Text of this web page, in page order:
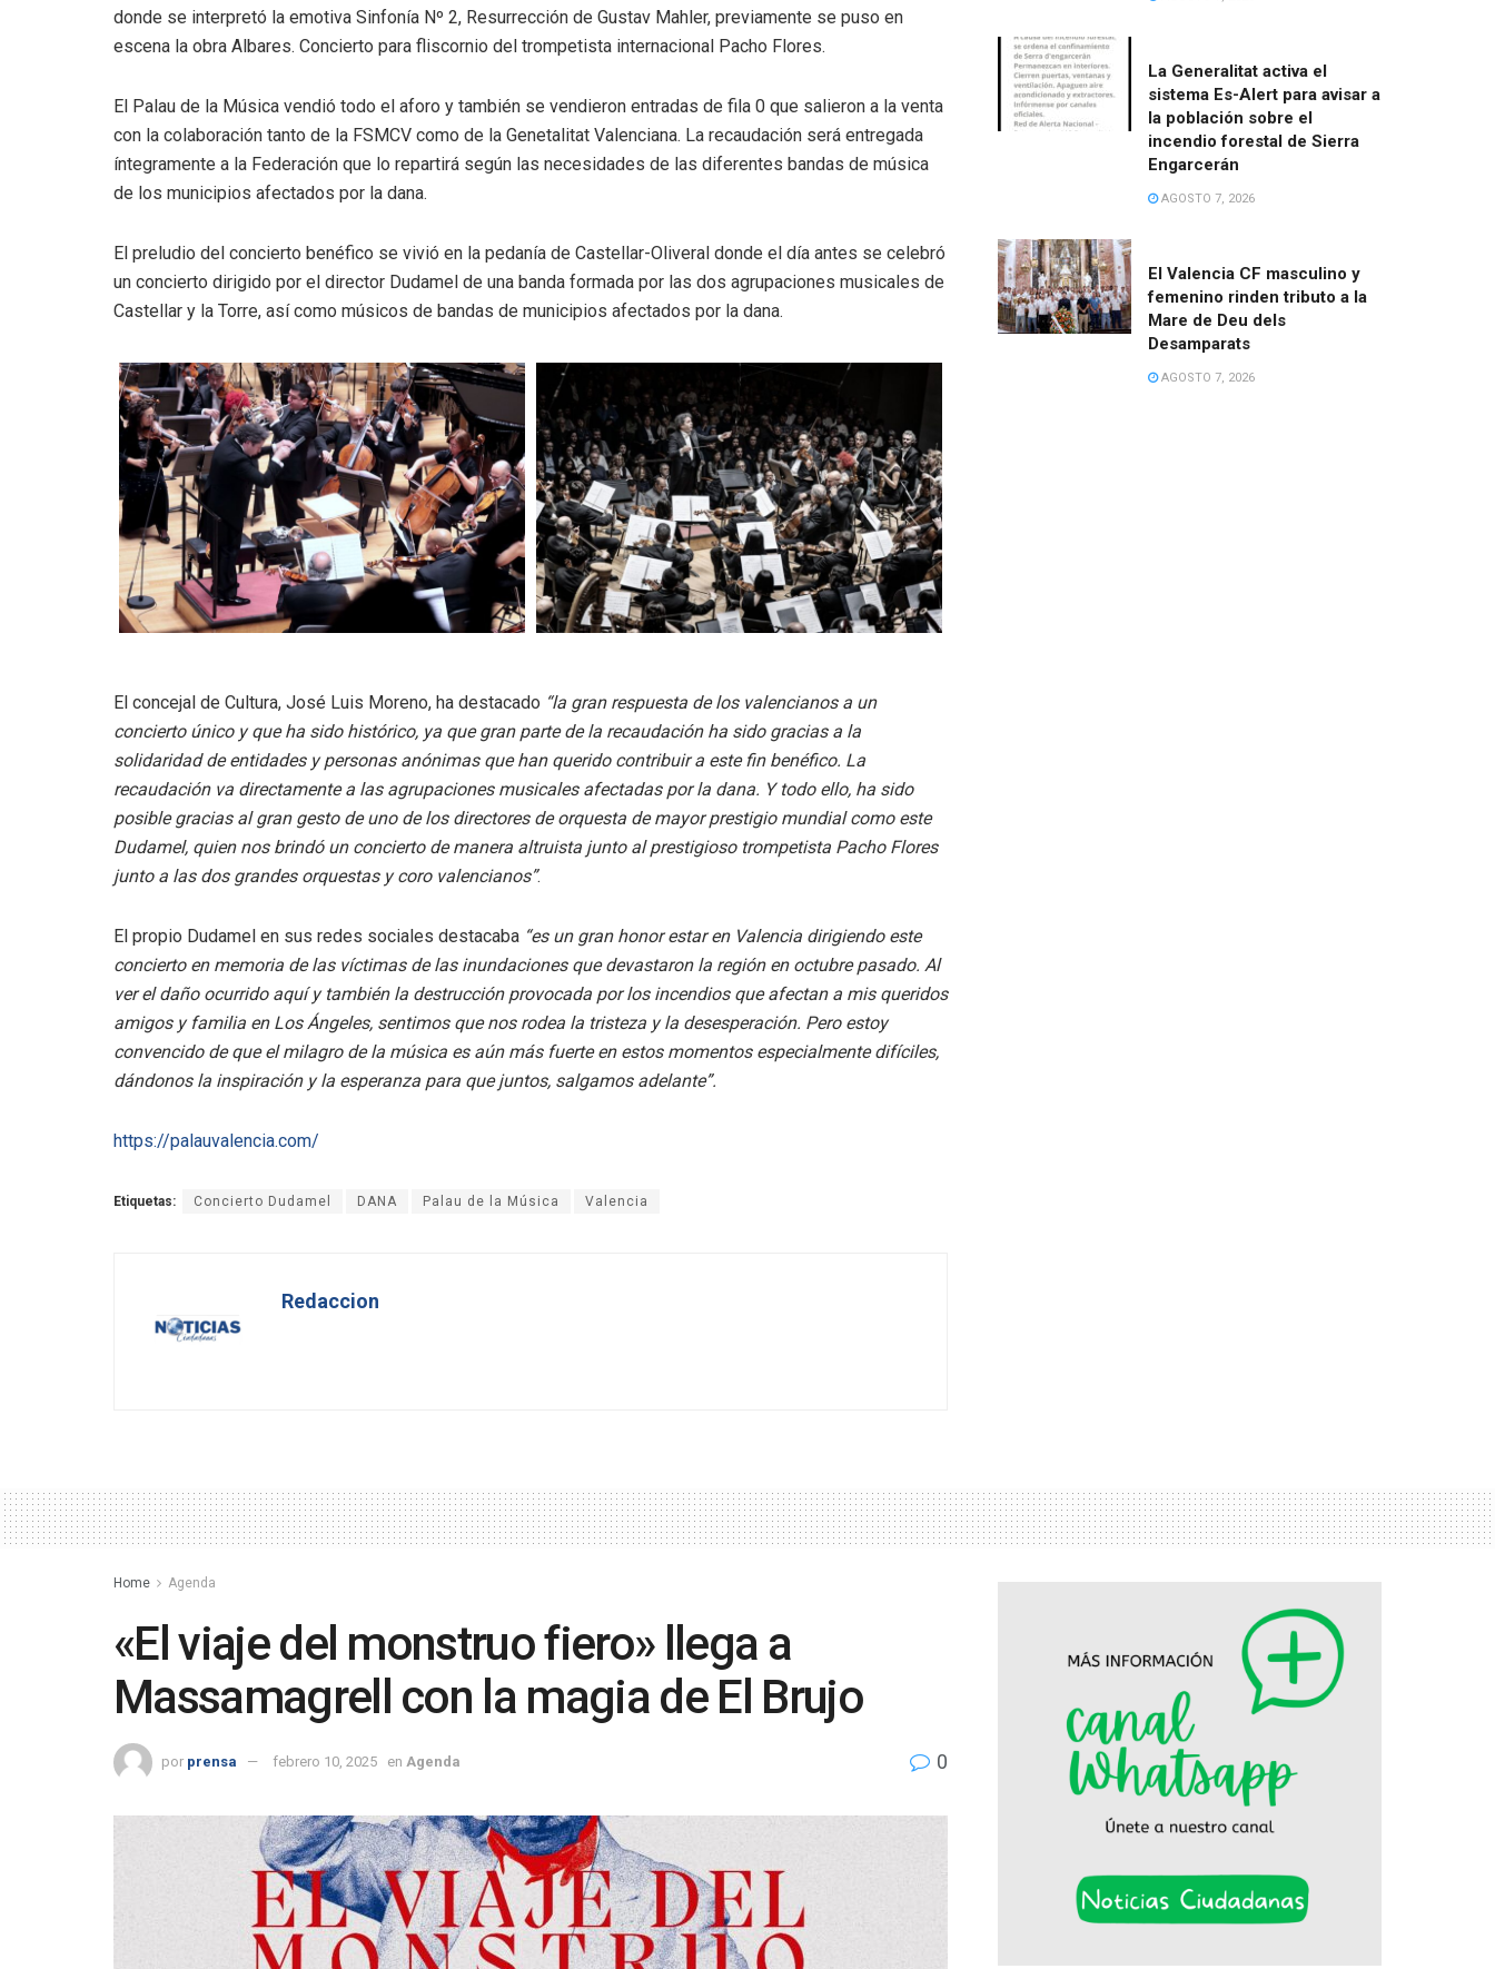
donde se interpretó la emotiva Sinfonía Nº 2, Resurrección de Gustav Mahler, previamente se puso en
escena la obra Albares. Concierto para fliscornio del trompetista internacional Pacho Flores.
El Palau de la Música vendió todo el aforo y también se vendieron entradas de fila 0 que salieron a la venta
con la colaboración tanto de la FSMCV como de la Genetalitat Valenciana. La recaudación será entregada
íntegramente a la Federación que lo repartirá según las necesidades de las diferentes bandas de música
de los municipios afectados por la dana.
El preludio del concierto benéfico se vivió en la pedanía de Castellar-Oliveral donde el día antes se celebró
un concierto dirigido por el director Dudamel de una banda formada por las dos agrupaciones musicales de
Castellar y la Torre, así como músicos de bandas de municipios afectados por la dana.
El concejal de Cultura, José Luis Moreno, ha destacado “la gran respuesta de los valencianos a un
concierto único y que ha sido histórico, ya que gran parte de la recaudación ha sido gracias a la
solidaridad de entidades y personas anónimas que han querido contribuir a este fin benéfico. La
recaudación va directamente a las agrupaciones musicales afectadas por la dana. Y todo ello, ha sido
posible gracias al gran gesto de uno de los directores de orquesta de mayor prestigio mundial como este
Dudamel, quien nos brindó un concierto de manera altruista junto al prestigioso trompetista Pacho Flores
junto a las dos grandes orquestas y coro valencianos”.
El propio Dudamel en sus redes sociales destacaba “es un gran honor estar en Valencia dirigiendo este
concierto en memoria de las víctimas de las inundaciones que devastaron la región en octubre pasado. Al
ver el daño ocurrido aquí y también la destrucción provocada por los incendios que afectan a mis queridos
amigos y familia en Los Ángeles, sentimos que nos rodea la tristeza y la desesperación. Pero estoy
convencido de que el milagro de la música es aún más fuerte en estos momentos especialmente difíciles,
dándonos la inspiración y la esperanza para que juntos, salgamos adelante”.
https://palauvalencia.com/
Etiquetas: Concierto Dudamel DANA Palau de la Música Valencia
Redaccion
La Generalitat activa el
sistema Es-Alert para avisar a
la población sobre el
incendio forestal de Sierra
Engarcerán
AGOSTO 7, 2026
El Valencia CF masculino y
femenino rinden tributo a la
Mare de Deu dels
Desamparats
AGOSTO 7, 2026
Home Agenda
«El viaje del monstruo fiero» llega a
Massamagrell con la magia de El Brujo
por prensa febrero 10, 2025 en Agenda 0